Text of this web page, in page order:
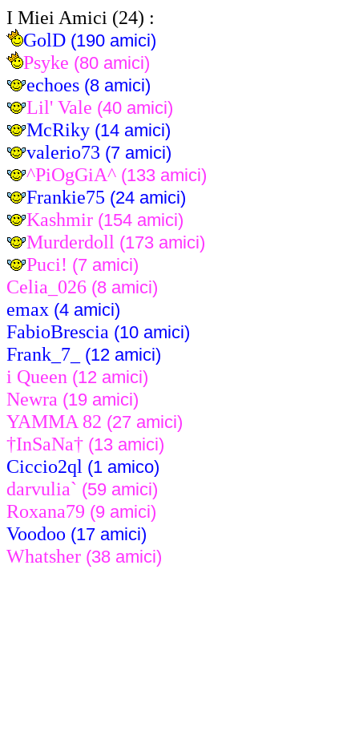
I Miei Amici (24) :
GolD (190 amici)
Psyke (80 amici)
echoes (8 amici)
Lil' Vale (40 amici)
McRiky (14 amici)
valerio73 (7 amici)
^PiOgGiA^ (133 amici)
Frankie75 (24 amici)
Kashmir (154 amici)
Murderdoll (173 amici)
Puci! (7 amici)
Celia_026 (8 amici)
emax (4 amici)
FabioBrescia (10 amici)
Frank_7_ (12 amici)
i Queen (12 amici)
Newra (19 amici)
YAMMA 82 (27 amici)
†InSaNa† (13 amici)
Ciccio2ql (1 amico)
darvulia` (59 amici)
Roxana79 (9 amici)
Voodoo (17 amici)
Whatsher (38 amici)